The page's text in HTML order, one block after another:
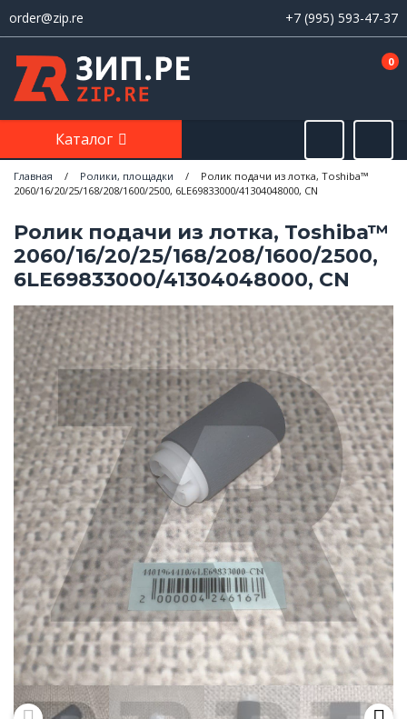
order@zip.re +7 (995) 593-47-37
0
Каталог
Главная / Ролики, площадки /
Ролик подачи из лотка, Toshiba™
2060/16/20/25/168/208/1600/2500, 6LE69833000/41304048000, CN
Ролик подачи из лотка, Toshiba™
2060/16/20/25/168/208/1600/2500,
6LE69833000/41304048000, CN